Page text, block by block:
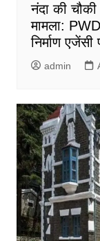
नंदा की
मामला:
निर्माण
admin